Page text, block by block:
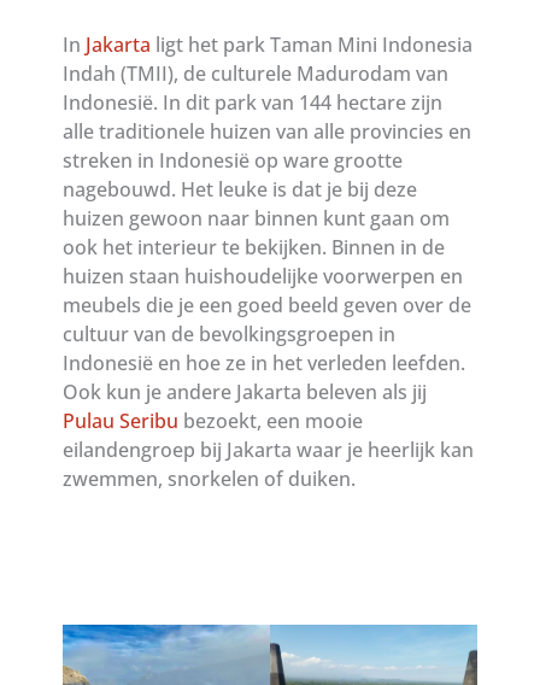
In Jakarta ligt het park Taman Mini Indonesia
Indah (TMII), de culturele Madurodam van
Indonesië. In dit park van 144 hectare zijn
alle traditionele huizen van alle provincies en
streken in Indonesië op ware grootte
nagebouwd. Het leuke is dat je bij deze
huizen gewoon naar binnen kunt gaan om
ook het interieur te bekijken. Binnen in de
huizen staan huishoudelijke voorwerpen en
meubels die je een goed beeld geven over de
cultuur van de bevolkingsgroepen in
Indonesië en hoe ze in het verleden leefden.
Ook kun je andere Jakarta beleven als jij
Pulau Seribu bezoekt, een mooie
eilandengroep bij Jakarta waar je heerlijk kan
zwemmen, snorkelen of duiken.